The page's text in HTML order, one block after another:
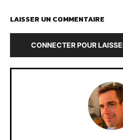
LAISSER UN COMMENTAIRE
CONNECTER POUR